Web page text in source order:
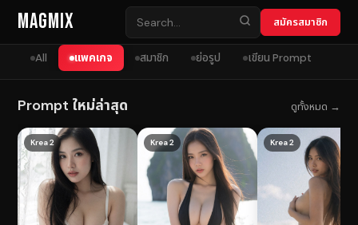
Skip to content
MagMix สมัครสมาชิก
All แพคเกจ สมาชิก ย่อรูป เขียน Prompt
Prompt ใหม่ล่าสุด ดูทั้งหมด →
Krea 2 Krea 2 Krea 2